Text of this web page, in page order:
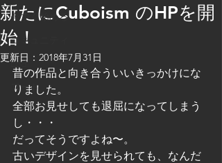
今すぐ始める
コミュニティ
Lodi
アート
新たにCuboism のHPを開
始！
更新日： 2018年7月31日
昔の作品と向き合ういいきっかけにな
りました。
全部お見せしても退屈になってしまう
し・・・
だってそうですよね〜。
古いデザインを見せられても、なんだ